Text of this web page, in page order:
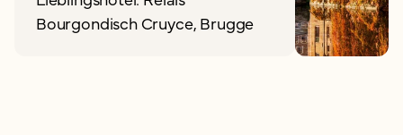
Bourgondisch Cruyce, Brugge